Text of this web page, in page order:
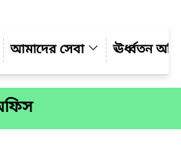
আমাদের সেবা ঊর্ধ্বতন